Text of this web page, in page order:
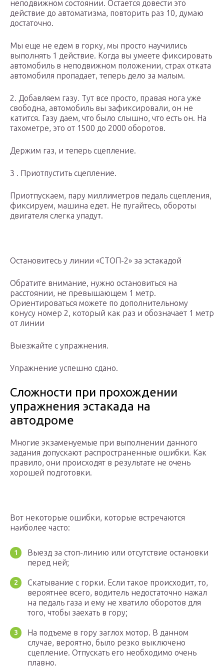
неподвижном состоянии. Остается довести это
действие до автоматизма, повторить раз 10, думаю
достаточно.
Мы еще не едем в горку, мы просто научились
выполнять 1 действие. Когда вы умеете фиксировать
автомобиль в неподвижном положении, страх отката
автомобиля пропадает, теперь дело за малым.
2. Добавляем газу. Тут все просто, правая нога уже
свободна, автомобиль вы зафиксировали, он не
катится. Газу даем, что было слышно, что есть он. На
тахометре, это от 1500 до 2000 оборотов.
Держим газ, и теперь сцепление.
3 . Приотпустить сцепление.
Приотпускаем, пару миллиметров педаль сцепления,
фиксируем, машина едет. Не пугайтесь, обороты
двигателя слегка упадут.
Остановитесь у линии «СТОП-2» за эстакадой
Обратите внимание, нужно остановиться на
расстоянии, не превышающем 1 метр.
Ориентироваться можете по дополнительному
конусу номер 2, который как раз и обозначает 1 метр
от линии
Выезжайте с упражнения.
Упражнение успешно сдано.
Сложности при прохождении
упражнения эстакада на
автодроме
Многие экзаменуемые при выполнении данного
задания допускают распространенные ошибки. Как
правило, они происходят в результате не очень
хорошей подготовки.
Вот некоторые ошибки, которые встречаются
наиболее часто:
Выезд за стоп-линию или отсутствие остановки
перед ней;
Скатывание с горки. Если такое происходит, то,
вероятнее всего, водитель недостаточно нажал
на педаль газа и ему не хватило оборотов для
того, чтобы заехать в гору;
На подъеме в гору заглох мотор. В данном
случае, вероятно, было резко выключено
сцепление. Отпускать его необходимо очень
плавно.